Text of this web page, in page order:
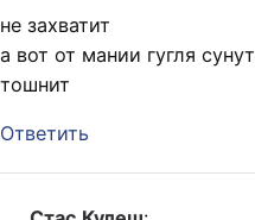
не захватит
а вот от мании гугля
тошнит
Ответить